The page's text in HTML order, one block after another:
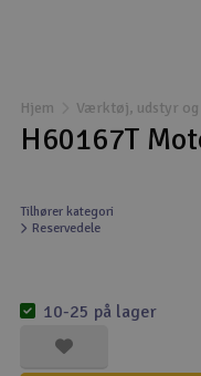
Droner til FPV
Fly
Helikopter
Modelbygg
Hjem Værktøj, udstyr
H60167T
Tilhører kategori
Reservedele
10-25 på lager